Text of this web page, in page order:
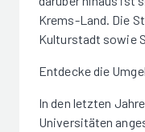
Krems-Land. Die
Kulturstadt sowie
Entdecke die
In den letzten
Universitäten